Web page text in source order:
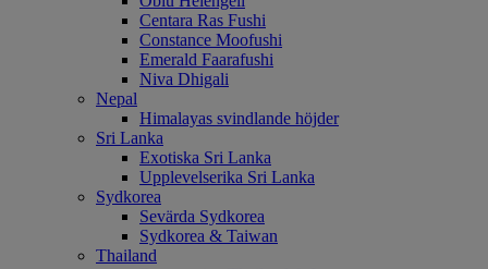
Centara Ras Fushi
Constance Moofushi
Emerald Faarafushi
Niva Dhigali
Nepal
Himalayas svindlande höjder
Sri Lanka
Exotiska Sri Lanka
Upplevelserika Sri Lanka
Sydkorea
Sevärda Sydkorea
Sydkorea & Taiwan
Thailand